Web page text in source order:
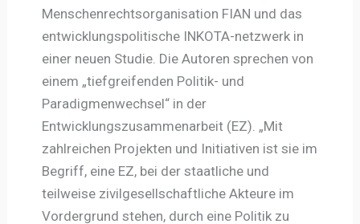
Menschenrechtsorganisation FIAN und das
entwicklungspolitische INKOTA-netzwerk in
einer neuen Studie. Die Autoren sprechen von
einem „tiefgreifenden Politik- und
Paradigmenwechsel“ in der
Entwicklungszusammenarbeit (EZ). „Mit
zahlreichen Projekten und Initiativen ist sie im
Begriff, eine EZ, bei der staatliche und
teilweise zivilgesellschaftliche Akteure im
Vordergrund stehen, durch eine Politik zu